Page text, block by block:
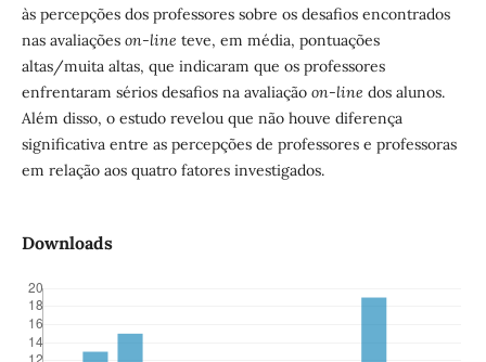
às percepções dos professores sobre os desafios encontrados
nas avaliações on-line teve, em média, pontuações
altas/muita altas, que indicaram que os professores
enfrentaram sérios desafios na avaliação on-line dos alunos.
Além disso, o estudo revelou que não houve diferença
significativa entre as percepções de professores e professoras
em relação aos quatro fatores investigados.
Downloads